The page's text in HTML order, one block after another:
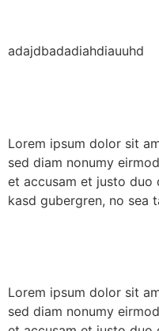
adajdbadadiahdiauuhd
Lorem ipsum dolor sit
sed diam nonumy
et accusam et justo duo
kasd gubergren, no sea
Lorem ipsum dolor sit
sed diam nonumy